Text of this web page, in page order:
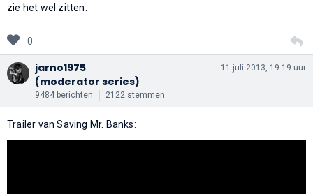
zie het wel zitten.
0
jarno1975
(moderator series)
9484 berichten 2122 stemmen
11 juli 2013, 19:19 uur
Trailer van Saving Mr. Banks: